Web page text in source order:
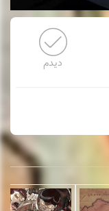
دیدم